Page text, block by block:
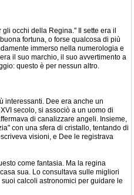
occhi della Regina." Il sette era il
fortuna, o forse qualcosa di più
immerso nella numerologia e
il suo marchio, il suo avvertimento a
questo è per nessun altro.
interessanti. Dee era anche un
secolo, si associò a un uomo di
di canalizzare angeli. Insieme,
con una sfera di cristallo, tentando di
visioni, e Dee le registrava
come fantasia. Ma la regina
sua. Lo consultava sulle migliori
calcoli astronomici per guidare le